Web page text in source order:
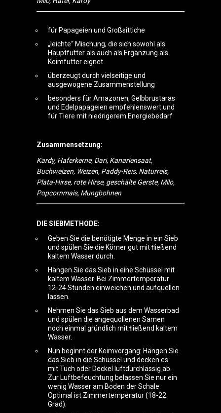
für Papageien und Großsittiche
„leichte“ Mischung, die sich sowohl als
Hauptfutter als auch als Ergänzung als
Keimfutter eignet
überzeugt durch vielseitige und
ausgewogene Zusammenstellung
besonders für Amazonen, Gelbbrustaras
und Edelpapageien empfehlenswert und
für Tiere mit niedrigerem Energiebedarf
Zusammensetzung:
Kardy, Haferkerne, Dari, Kanariensaat,
Buchweizen, Weizen, Paddy-Reis, Naturreis,
Plata-Hirse, rote Hirse, geschälte Gerste, Milo,
Popcornmais, Mungbohnen
DIE SIEBMETHODE:
Geben Sie die benötigte Menge in ein Sieb
und spülen Sie die Körner gut mit ﬂießend
kaltem Wasser durch.
Hängen Sie das Sieb in eine Schüssel mit
kaltem Wasser. Bei Zimmertemperatur
12-24 Stunden einweichen und aufquellen
lassen.
Nehmen Sie das Sieb aus dem Wasserbad
und spülen die angequollenen Samen
noch einmal gründlich mit ﬂießend kaltem
Wasser.
Nun beginnt der Keimvorgang: Hängen Sie
das Sieb in die Schüssel und decken es
mit Tuch oder Deckel luftdurchlässig ab.
Zur Luftbefeuchtung belassen Sie nur ein
wenig Wasser am Boden der Schale.
Optimal ist Zimmertemperatur (18-22
Grad).